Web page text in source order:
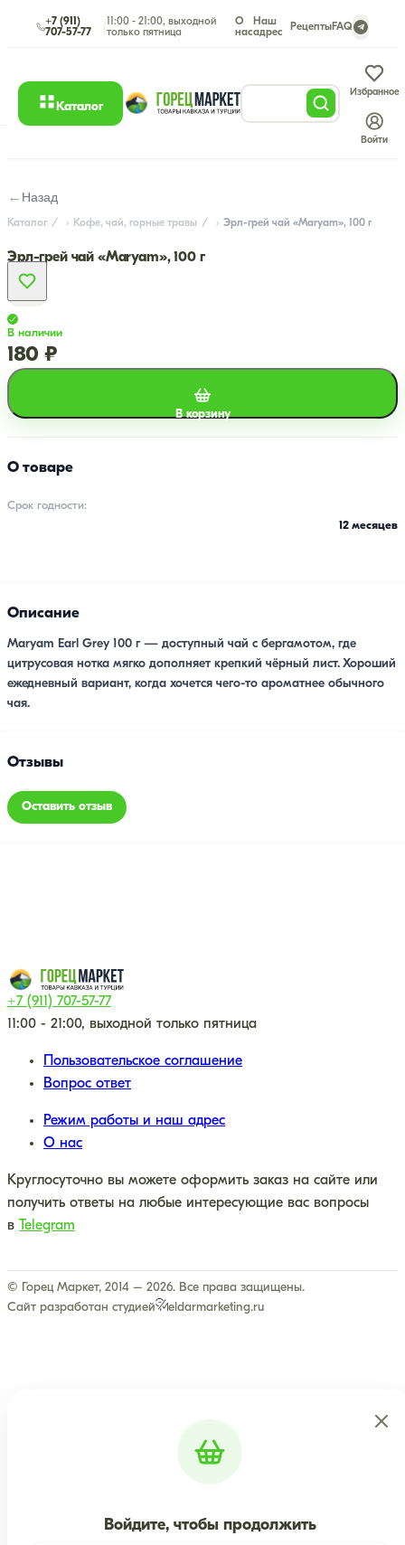
+7 (911)
707-57-77
11:00 - 21:00, выходной
только пятница
О
нас
Наш
адрес
РецептыFAQ
Каталог
Избранное
Войти
← Назад
Каталог Кофе, чай, горные травы Эрл-грей чай «Maryam», 100 г
Эрл-грей чай «Maryam», 100 г
В наличии
180 ₽
В корзину
О товаре
Срок годности:
12 месяцев
Описание
Maryam Earl Grey 100 г — доступный чай с бергамотом, где
цитрусовая нотка мягко дополняет крепкий чёрный лист. Хороший
ежедневный вариант, когда хочется чего-то ароматнее обычного
чая.
Отзывы
Оставить отзыв
+7 (911) 707-57-77
11:00 - 21:00, выходной только пятница
Пользовательское соглашение
Вопрос ответ
Режим работы и наш адрес
О нас
Круглосуточно вы можете оформить заказ на сайте или
получить ответы на любые интересующие вас вопросы
в
Telegram
© Горец Маркет, 2014 – 2026. Все права защищены.
Сайт разработан студией
eldarmarketing.ru
Войдите, чтобы продолжить